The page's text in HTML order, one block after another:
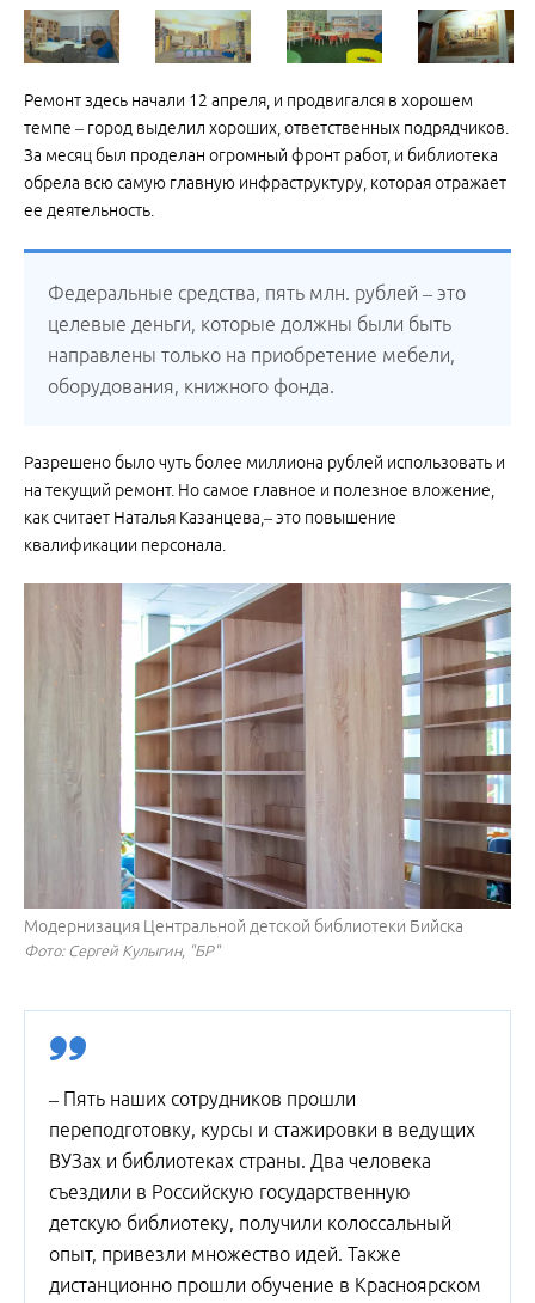
Ремонт здесь начали 12 апреля, и продвигался в хорошем
темпе – город выделил хороших, ответственных подрядчиков.
За месяц был проделан огромный фронт работ, и библиотека
обрела всю самую главную инфраструктуру, которая отражает
ее деятельность.
Федеральные средства, пять млн. рублей – это
целевые деньги, которые должны были быть
направлены только на приобретение мебели,
оборудования, книжного фонда.
Разрешено было чуть более миллиона рублей использовать и
на текущий ремонт. Но самое главное и полезное вложение,
как считает Наталья Казанцева,– это повышение
квалификации персонала.
Модернизация Центральной детской библиотеки Бийска
Фото: Сергей Кулыгин, "БР"
– Пять наших сотрудников прошли
переподготовку, курсы и стажировки в ведущих
ВУЗах и библиотеках страны. Два человека
съездили в Российскую государственную
детскую библиотеку, получили колоссальный
опыт, привезли множество идей. Также
дистанционно прошли обучение в Красноярском